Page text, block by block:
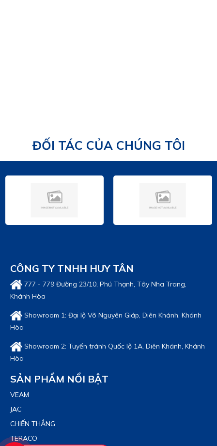
ĐỐI TÁC CỦA CHÚNG TÔI
CÔNG TY TNHH HUY TÂN
777 - 779 Đường 23/10, Phú Thạnh, Tây Nha Trang,
Khánh Hòa
Showroom 1: Đại lộ Võ Nguyên Giáp, Diên Khánh, Khánh
Hòa
Showroom 2: Tuyến tránh Quốc lộ 1A, Diên Khánh, Khánh
Hòa
SẢN PHẨM NỔI BẬT
VEAM
JAC
CHIẾN THẮNG
TERACO